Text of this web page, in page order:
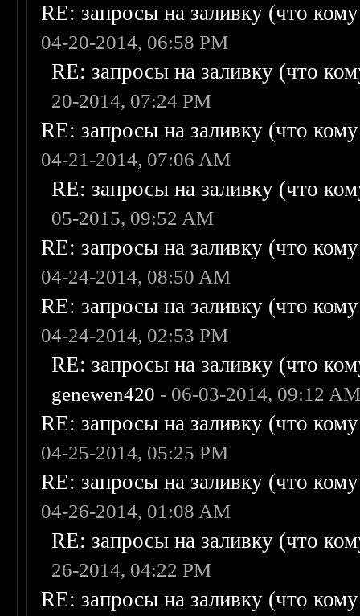
RE: запросы на заливку (что
04-20-2014, 06:58 PM
RE: запросы на заливку (что
20-2014, 07:24 PM
RE: запросы на заливку (что
04-21-2014, 07:06 AM
RE: запросы на заливку (что
05-2015, 09:52 AM
RE: запросы на заливку (что
04-24-2014, 08:50 AM
RE: запросы на заливку (что
04-24-2014, 02:53 PM
RE: запросы на заливку (что
genewen420 - 06-03-2014, 09:12
RE: запросы на заливку (что
04-25-2014, 05:25 PM
RE: запросы на заливку (что
04-26-2014, 01:08 AM
RE: запросы на заливку (что
26-2014, 04:22 PM
RE: запросы на заливку (что